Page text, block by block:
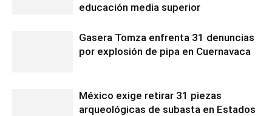
educación media superior
Gasera Tomza enfrenta 31 denuncias
por explosión de pipa en Cuernavaca
México exige retirar 31 piezas
arqueológicas de subasta en Estados